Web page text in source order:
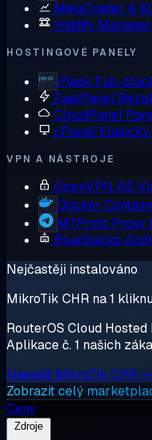
MetaTrader 4
Hiddify Manager
HOSTINGOVÉ PANELY
Plesk Full-
FastPanel
CloudPanel
cPanel
VPN A NÁSTROJE
OpenVPN AS
Docker
MTProto Proxy
BlueStacks
Nejčastěji instalováno
MikroTik CHR na 1
RouterOS Cloud Hosted
Aplikace č. 1 našich
Nasadit MikroTik CHR →
Zobrazit celý
Ceny